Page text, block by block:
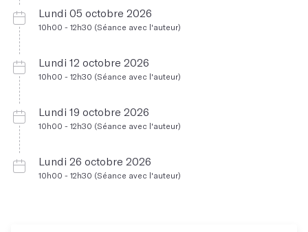
Lundi 05 octobre 2026
10h00 - 12h30 (Séance avec l'auteur)
Lundi 12 octobre 2026
10h00 - 12h30 (Séance avec l'auteur)
Lundi 19 octobre 2026
10h00 - 12h30 (Séance avec l'auteur)
Lundi 26 octobre 2026
10h00 - 12h30 (Séance avec l'auteur)